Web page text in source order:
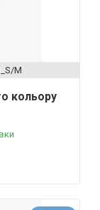
M
кольору